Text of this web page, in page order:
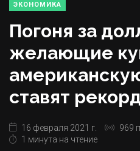
ЭКОНОМИКА
Погоня за
желающие
ставят
16 февраля 2021 г.
969
1 минута на чтение